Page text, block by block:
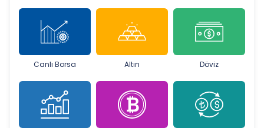
Canlı Borsa Altın Döviz